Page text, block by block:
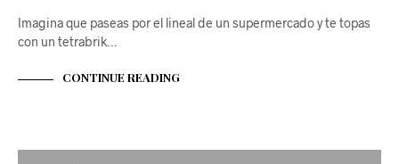
Imagina que paseas por el lineal de un supermercado y te topas
con un tetrabrik…
CONTINUE READING